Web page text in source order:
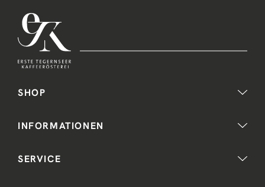
SHOP
INFORMATIONEN
SERVICE